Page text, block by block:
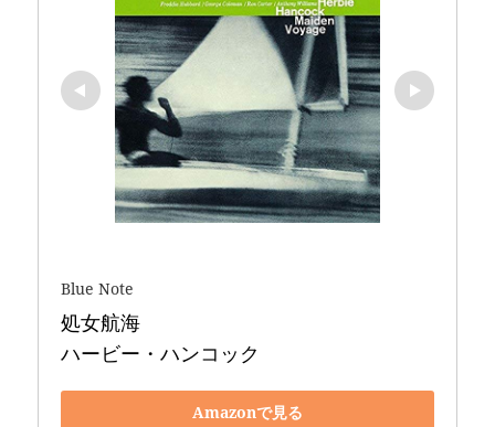
Blue Note
処女航海
ハービー・ハンコック
Amazonで見る